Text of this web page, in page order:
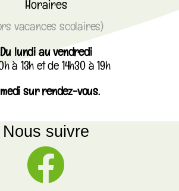
Horaires
vacances scolaires)
Du lundi au vendredi
à 13h et de 14h30 à 19h
sur rendez-vous.
Nous suivre